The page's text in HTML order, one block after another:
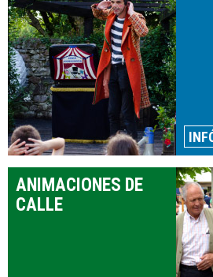
ANIMACIONES DE
CALLE